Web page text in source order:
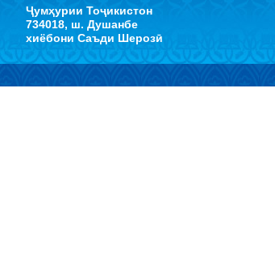
Ҷумҳурии Тоҷикистон
734018, ш. Душанбе
хиёбони Саъди Шерозӣ